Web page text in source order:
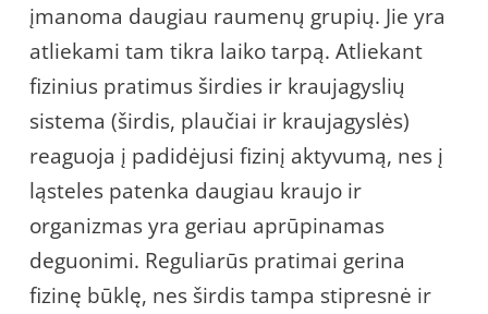
įmanoma daugiau raumenų grupių. Jie yra
atliekami tam tikra laiko tarpą. Atliekant
fizinius pratimus širdies ir kraujagyslių
sistema (širdis, plaučiai ir kraujagyslės)
reaguoja į padidėjusi fizinį aktyvumą, nes į
ląsteles patenka daugiau kraujo ir
organizmas yra geriau aprūpinamas
deguonimi. Reguliarūs pratimai gerina
fizinę būklę, nes širdis tampa stipresnė ir